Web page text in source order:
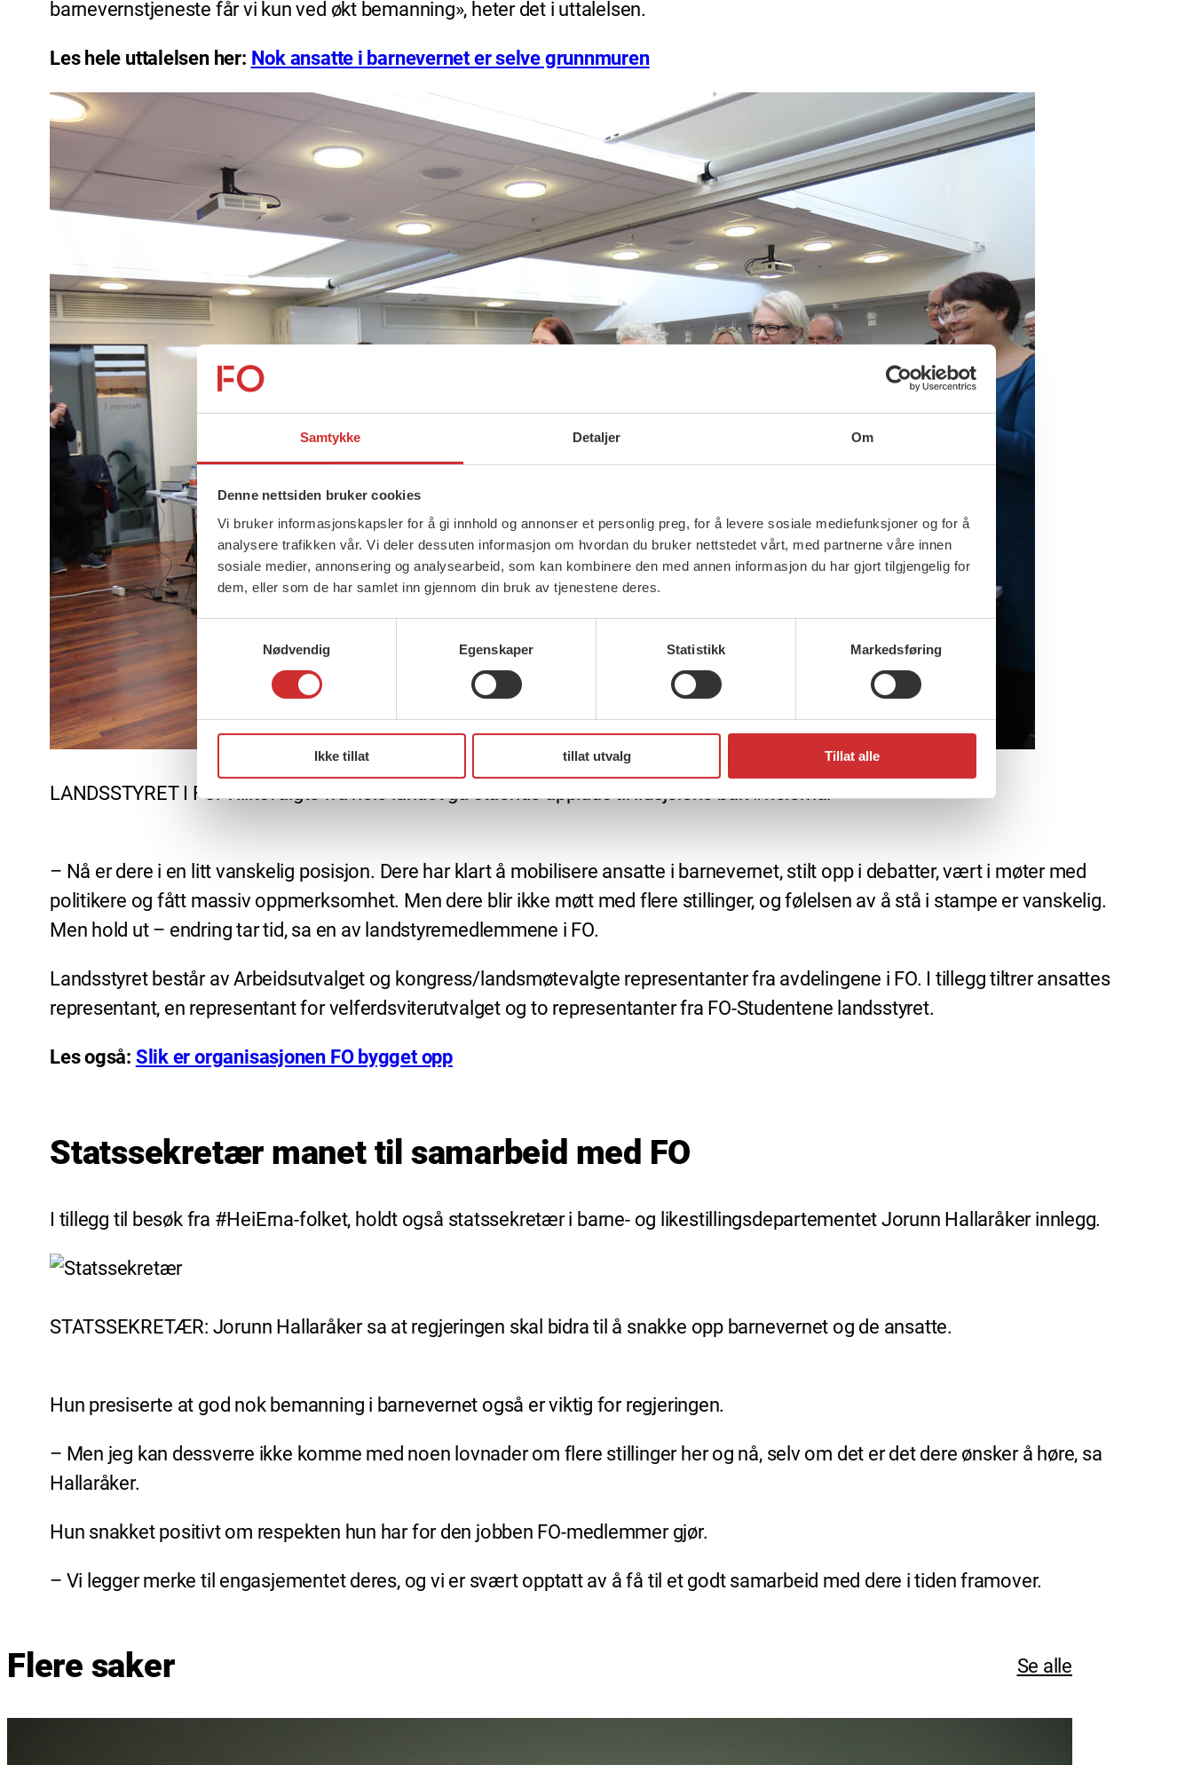
Samtykke Detaljer Om
Denne nettsiden bruker cookies
Vi bruker informasjonskapsler for å gi innhold og annonser et personlig preg, for å levere sosiale mediefunksjoner og for å
analysere trafikken vår. Vi deler dessuten informasjon om hvordan du bruker nettstedet vårt, med partnerne våre innen
sosiale medier, annonsering og analysearbeid, som kan kombinere den med annen informasjon du har gjort tilgjengelig for
dem, eller som de har samlet inn gjennom din bruk av tjenestene deres.
Nødvendig
Egenskaper Statistikk Markedsføring
Ikke tillat tillat utvalg Tillat alle
barnevernstjeneste får vi kun ved økt bemanning», heter det i uttalelsen.
Les hele uttalelsen her: Nok ansatte i barnevernet er selve grunnmuren
LANDSSTYRET I FO: Tillitsvalgte fra hele landet ga stående applaus til ildsjelene bak #heierna.
– Nå er dere i en litt vanskelig posisjon. Dere har klart å mobilisere ansatte i barnevernet, stilt opp i debatter, vært i møter med
politikere og fått massiv oppmerksomhet. Men dere blir ikke møtt med flere stillinger, og følelsen av å stå i stampe er vanskelig.
Men hold ut – endring tar tid, sa en av landstyremedlemmene i FO.
Landsstyret består av Arbeidsutvalget og kongress/landsmøtevalgte representanter fra avdelingene i FO. I tillegg tiltrer ansattes
representant, en representant for velferdsviterutvalget og to representanter fra FO-Studentene landsstyret.
Les også: Slik er organisasjonen FO bygget opp
Statssekretær manet til samarbeid med FO
I tillegg til besøk fra #HeiErna-folket, holdt også statssekretær i barne- og likestillingsdepartementet Jorunn Hallaråker innlegg.
STATSSEKRETÆR: Jorunn Hallaråker sa at regjeringen skal bidra til å snakke opp barnevernet og de ansatte.
Hun presiserte at god nok bemanning i barnevernet også er viktig for regjeringen.
– Men jeg kan dessverre ikke komme med noen lovnader om flere stillinger her og nå, selv om det er det dere ønsker å høre, sa
Hallaråker.
Hun snakket positivt om respekten hun har for den jobben FO-medlemmer gjør.
– Vi legger merke til engasjementet deres, og vi er svært opptatt av å få til et godt samarbeid med dere i tiden framover.
Flere saker Se alle